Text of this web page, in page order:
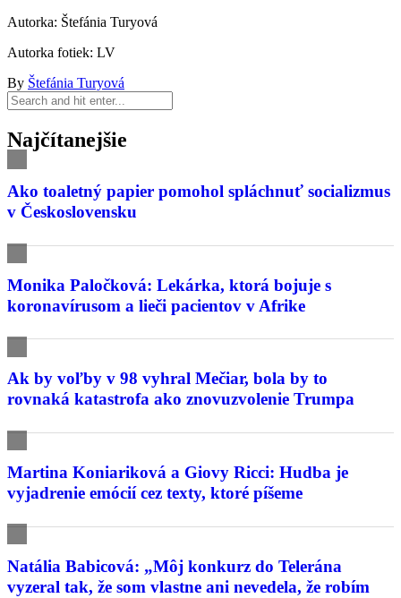
Autorka: Štefánia Turyová
Autorka fotiek: LV
By Štefánia Turyová
Najčítanejšie
Ako toaletný papier pomohol spláchnuť socializmus
v Československu
Monika Paločková: Lekárka, ktorá bojuje s
koronavírusom a lieči pacientov v Afrike
Ak by voľby v 98 vyhral Mečiar, bola by to
rovnaká katastrofa ako znovuzvolenie Trumpa
Martina Koniariková a Giovy Ricci: Hudba je
vyjadrenie emócií cez texty, ktoré píšeme
Natália Babicová: „Môj konkurz do Telerána
vyzeral tak, že som vlastne ani nevedela, že robím